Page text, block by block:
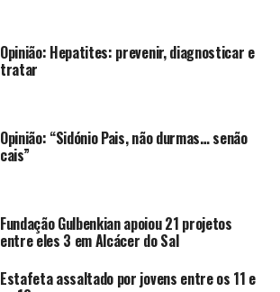
Opinião: Hepatites: prevenir, diagnosticar e
tratar
Opinião: “Sidónio Pais, não durmas… senão
cais”
Fundação Gulbenkian apoiou 21 projetos
entre eles 3 em Alcácer do Sal
Estafeta assaltado por jovens entre os 11 e